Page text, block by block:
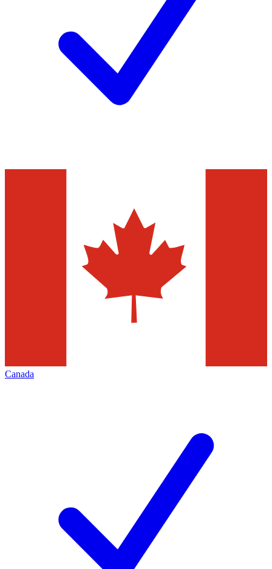
Canada